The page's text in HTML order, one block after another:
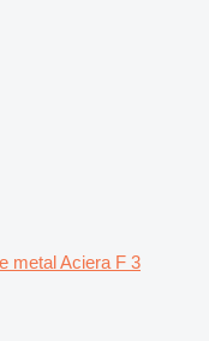
metal Aciera F 3